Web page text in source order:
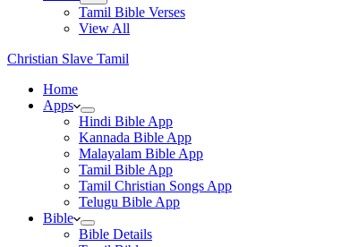
Tamil Bible Verses
View All
Christian Slave Tamil
Home
Apps
Hindi Bible App
Kannada Bible App
Malayalam Bible App
Tamil Bible App
Tamil Christian Songs App
Telugu Bible App
Bible
Bible Details